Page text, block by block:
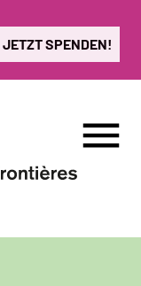
JETZT SPENDEN!
menu